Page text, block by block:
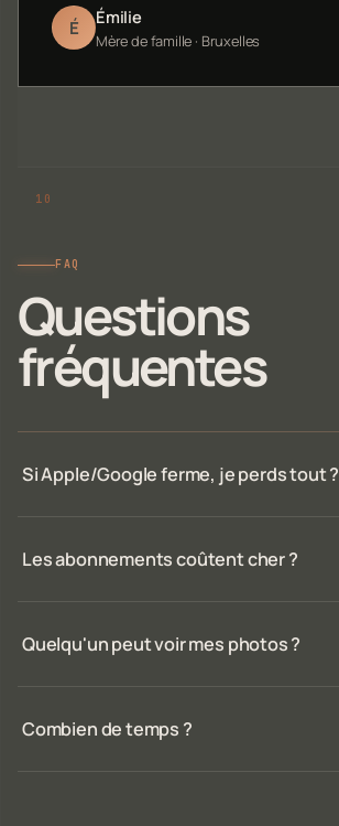
É Émilie
Mère de famille · Bruxelles
FAQ
Questions
fréquentes
Si Apple/Google ferme, je perds tout ?
Les abonnements coûtent cher ?
Quelqu'un peut voir mes photos ?
Combien de temps ?